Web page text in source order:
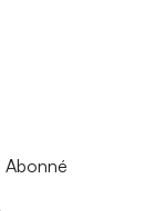
Abonné